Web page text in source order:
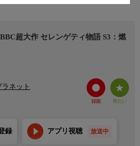
超大作 セレンゲティ物語 S3：燃
ネット
録 アプリ視聴 放送中